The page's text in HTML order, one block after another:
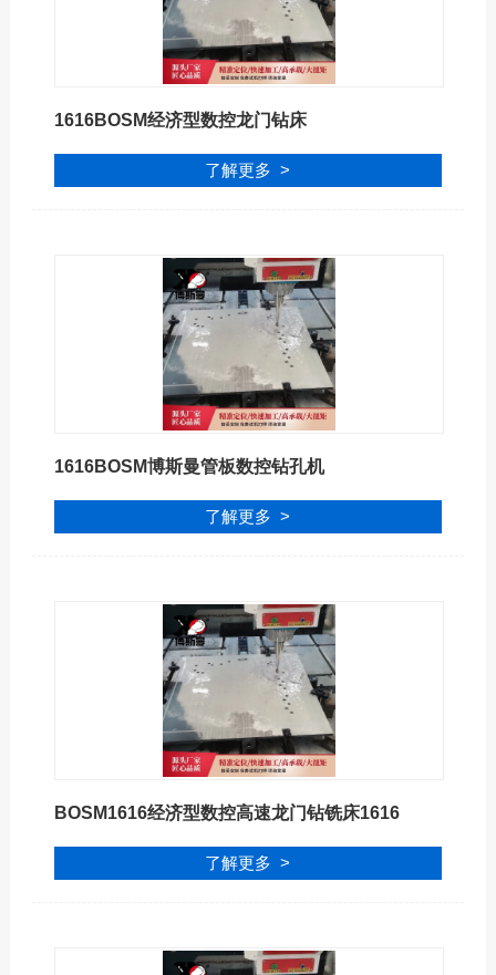
1616BOSM经济型数控龙门钻床
了解更多 >
1616BOSM博斯曼管板数控钻孔机
了解更多 >
BOSM1616经济型数控高速龙门钻铣床1616
了解更多 >